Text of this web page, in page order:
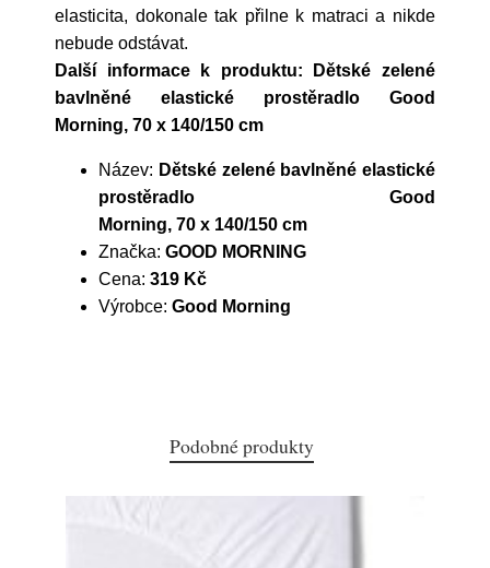
elasticita, dokonale tak přilne k matraci a nikde
nebude odstávat.
Další informace k produktu: Dětské zelené
bavlněné elastické prostěradlo Good
Morning, 70 x 140/150 cm
Název: Dětské zelené bavlněné elastické
prostěradlo Good
Morning, 70 x 140/150 cm
Značka: GOOD MORNING
Cena: 319 Kč
Výrobce: Good Morning
Podobné produkty